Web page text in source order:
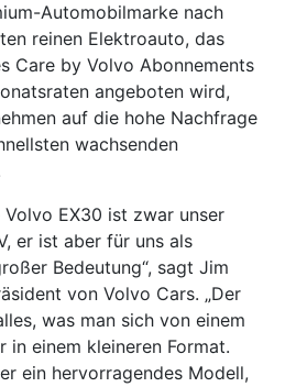
Automobilmarke nach
reinen Elektroauto, das
Care by Volvo Abonnements
angeboten wird,
auf die hohe Nachfrage
wachsenden
EX30 ist zwar unser
er ist aber für uns als
Bedeutung“, sagt Jim
von Volvo Cars. „Der
was man sich von einem
in einem kleineren Format.
ein hervorragendes Modell,